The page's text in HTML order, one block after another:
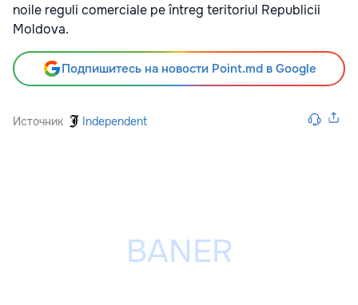
noile reguli comerciale pe întreg teritoriul Republicii
Moldova.
Подпишитесь на новости Point.md в Google
Источник Independent